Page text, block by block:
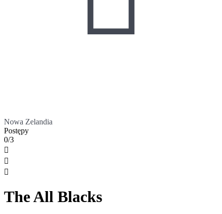
Nowa Zelandia
Postępy
0/3



The All Blacks